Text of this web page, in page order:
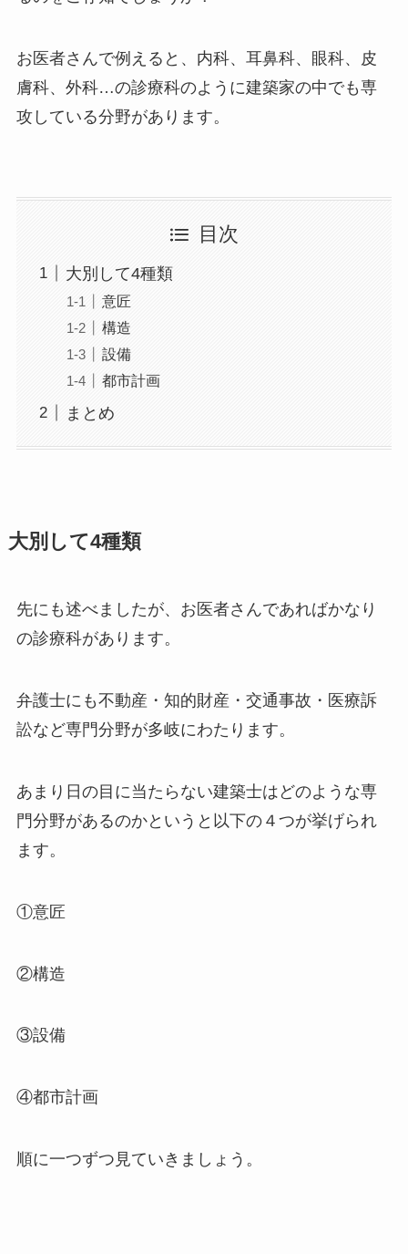
お医者さんで例えると、内科、耳鼻科、眼科、皮
膚科、外科…の診療科のように建築家の中でも専
攻している分野があります。
目次
大別して4種類
意匠
構造
設備
都市計画
まとめ
大別して4種類
先にも述べましたが、お医者さんであればかなり
の診療科があります。
弁護士にも不動産・知的財産・交通事故・医療訴
訟など専門分野が多岐にわたります。
あまり日の目に当たらない建築士はどのような専
門分野があるのかというと以下の４つが挙げられ
ます。
①意匠
②構造
③設備
④都市計画
順に一つずつ見ていきましょう。